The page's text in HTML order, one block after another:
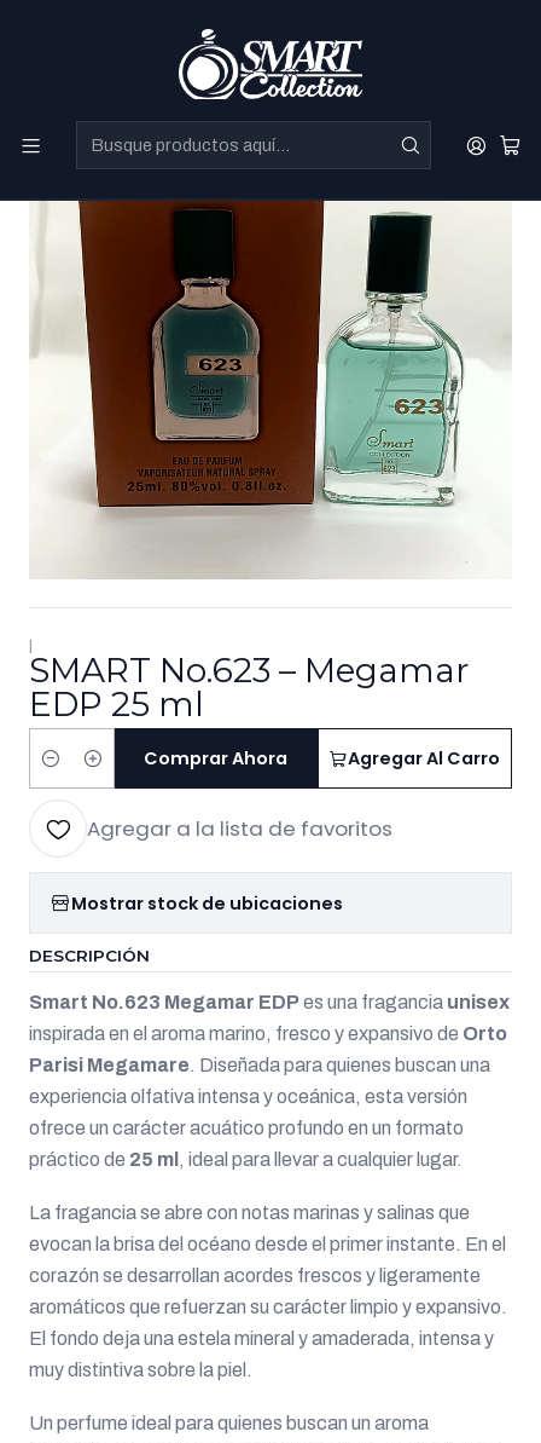
|
SMART No.623 – Megamar
EDP 25 ml
Cantidad
Agregar Al Carro
Comprar Ahora
Agregar a la lista de favoritos
Mostrar stock de ubicaciones
DESCRIPCIÓN
Smart No.623 Megamar EDPes una fragancia unisex
inspirada en el aroma marino, fresco y expansivo de Orto
Parisi Megamare. Diseñada para quienes buscan una
experiencia olfativa intensa y oceánica, esta versión
ofrece un carácter acuático profundo en un formato
práctico de 25 ml , ideal para llevar a cualquier lugar.
La fragancia se abre con notas marinas y salinas que
evocan la brisa del océano desde el primer instante. En el
corazón se desarrollan acordes frescos y ligeramente
aromáticos que refuerzan su carácter limpio y expansivo.
El fondo deja una estela mineral y amaderada, intensa y
muy distintiva sobre la piel.
Un perfume ideal para quienes buscan un aroma